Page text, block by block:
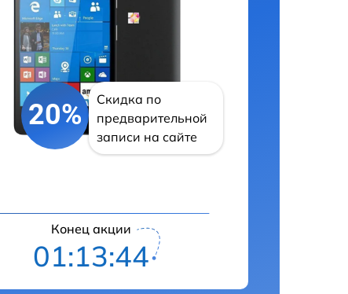
20%
Скидка по
предварительной
записи на сайте
Конец акции
01:13:43